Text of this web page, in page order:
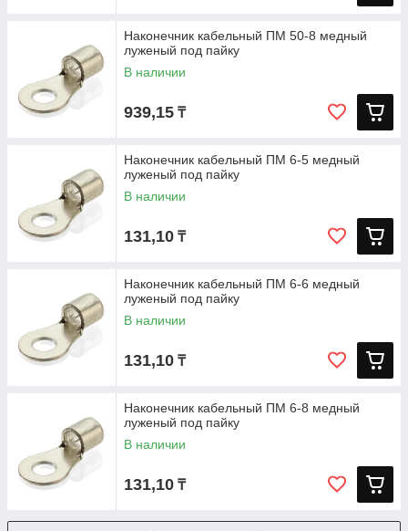
Наконечник кабельный ПМ 50-8 медный
луженый под пайку
В наличии
939,15 ₸
Наконечник кабельный ПМ 6-5 медный
луженый под пайку
В наличии
131,10 ₸
Наконечник кабельный ПМ 6-6 медный
луженый под пайку
В наличии
131,10 ₸
Наконечник кабельный ПМ 6-8 медный
луженый под пайку
В наличии
131,10 ₸